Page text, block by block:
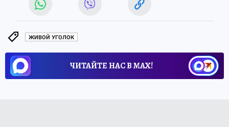
ЖИВОЙ УГОЛОК
ЧИТАЙТЕ НАС В МАХ!